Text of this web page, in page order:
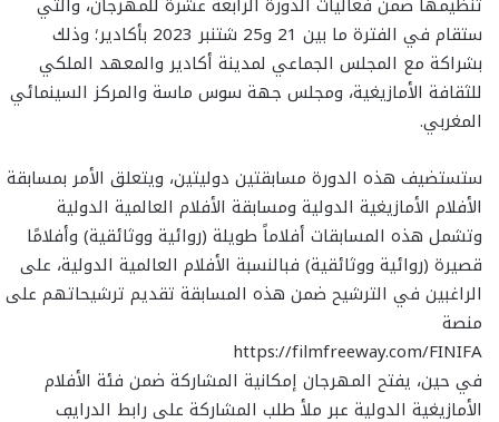
ستقام في الفترة ما بين 21 و25 شتنبر 2023 بأكادير؛ وذلك
بشراكة مع المجلس الجماعي لمدينة أكادير والمعهد الملكي
للثقافة الأمازيغية، ومجلس جهة سوس ماسة والمركز السينمائي
المغربي.
ستستضيف هذه الدورة مسابقتين دوليتين، ويتعلق الأمر بمسابقة
الأفلام الأمازيغية الدولية ومسابقة الأفلام العالمية الدولية
وتشمل هذه المسابقات أفلاماً طويلة (روائية ووثائقية) وأفلامًا
قصيرة (روائية ووثائقية) فبالنسبة الأفلام العالمية الدولية، على
الراغبين في الترشيح ضمن هذه المسابقة تقديم ترشيحاتهم على
منصة
https://filmfreeway.com/FINIFA
في حين، يفتح المهرجان إمكانية المشاركة ضمن فئة الأفلام
الأمازيغية الدولية عبر ملأ طلب المشاركة على رابط الدرايڢ